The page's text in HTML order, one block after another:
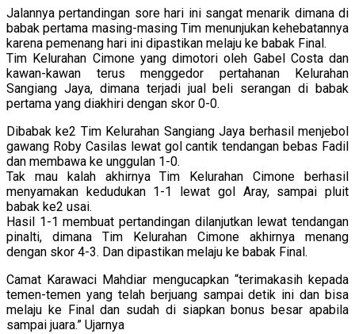
Jalannya pertandingan sore hari ini sangat menarik dimana di
babak pertama masing-masing Tim menunjukan kehebatannya
karena pemenang hari ini dipastikan melaju ke babak Final.
Tim Kelurahan Cimone yang dimotori oleh Gabel Costa dan
kawan-kawan terus menggedor pertahanan Kelurahan
Sangiang Jaya, dimana terjadi jual beli serangan di babak
pertama yang diakhiri dengan skor 0-0.
Dibabak ke2 Tim Kelurahan Sangiang Jaya berhasil menjebol
gawang Roby Casilas lewat gol cantik tendangan bebas Fadil
dan membawa ke unggulan 1-0.
Tak mau kalah akhirnya Tim Kelurahan Cimone berhasil
menyamakan kedudukan 1-1 lewat gol Aray, sampai pluit
babak ke2 usai.
Hasil 1-1 membuat pertandingan dilanjutkan lewat tendangan
pinalti, dimana Tim Kelurahan Cimone akhirnya menang
dengan skor 4-3. Dan dipastikan melaju ke babak Final.
Camat Karawaci Mahdiar mengucapkan “terimakasih kepada
temen-temen yang telah berjuang sampai detik ini dan bisa
melaju ke Final dan sudah di siapkan bonus besar apabila
sampai juara.” Ujarnya